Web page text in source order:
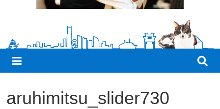
マ
リ
ン
aruhimitsu_slider730